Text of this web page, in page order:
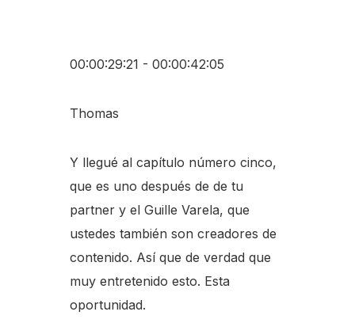
00:00:29:21 - 00:00:42:05
Thomas
Y llegué al capítulo número cinco,
que es uno después de de tu
partner y el Guille Varela, que
ustedes también son creadores de
contenido. Así que de verdad que
muy entretenido esto. Esta
oportunidad.